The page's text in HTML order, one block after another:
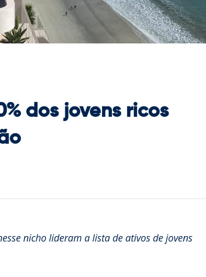
dos jovens ricos
nicho lideram a lista de ativos de jovens